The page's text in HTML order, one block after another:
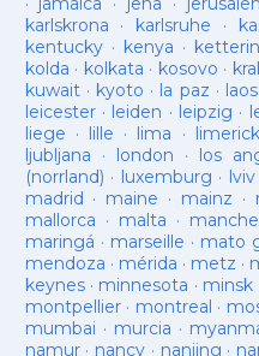
karlskrona · karlsruhe ·
kentucky· kenya ·
kolda · kolkata · kosovo ·
kuwait· kyoto · la paz · laos
leicester· leiden · leipzig ·
liege · lille · lima · limerick
ljubljana · london · los
(norrland) · luxemburg · lviv
madrid · maine · mainz ·
mallorca · malta ·
maringá · marseille · mato
mendoza · mérida · metz ·
keynes· minnesota · minsk
montpellier· montreal ·
mumbai · murcia ·
namur· nancy · nanjing ·